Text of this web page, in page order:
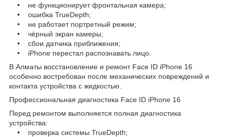
• не функционирует фронтальная камера;
• ошибка TrueDepth;
• не работает портретный режим;
• чёрный экран камеры;
• сбои датчика приближения;
• iPhone перестал распознавать лицо.
В Алматы восстановление и ремонт Face ID iPhone 16
особенно востребован после механических повреждений и
контакта устройства с жидкостью.
Профессиональная диагностика Face ID iPhone 16
Перед ремонтом выполняется полная диагностика
устройства:
• проверка системы TrueDepth;